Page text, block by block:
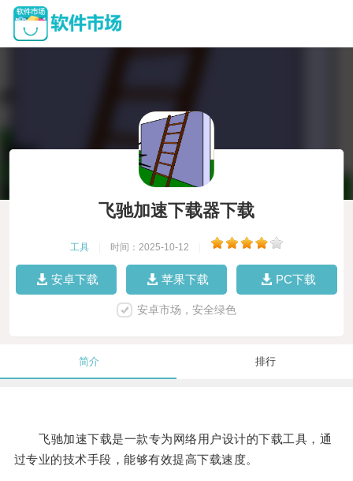
飞驰加速下载器下载
工具 时间：2025-10-12
安卓下载 苹果下载 PC下载
安卓市场，安全绿色
简介 排行
飞驰加速下载是一款专为网络用户设计的下载工具，通
过专业的技术手段，能够有效提高下载速度。